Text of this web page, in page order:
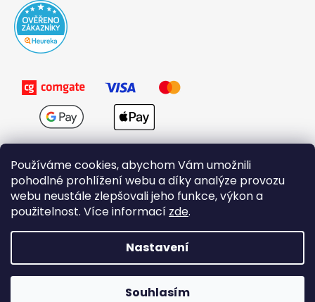
Používáme cookies, abychom Vám umožnili
pohodlné prohlížení webu a díky analýze provozu
webu neustále zlepšovali jeho funkce, výkon a
použitelnost. Více informací zde.
Nastavení
Souhlasím
Domovi.cz. Všechna práva vyhrazena.